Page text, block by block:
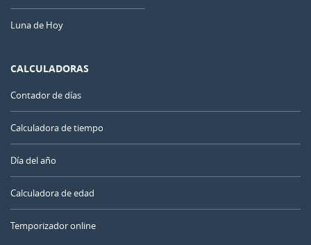
Luna de Hoy
CALCULADORAS
Contador de días
Calculadora de tiempo
Día del año
Calculadora de edad
Temporizador online